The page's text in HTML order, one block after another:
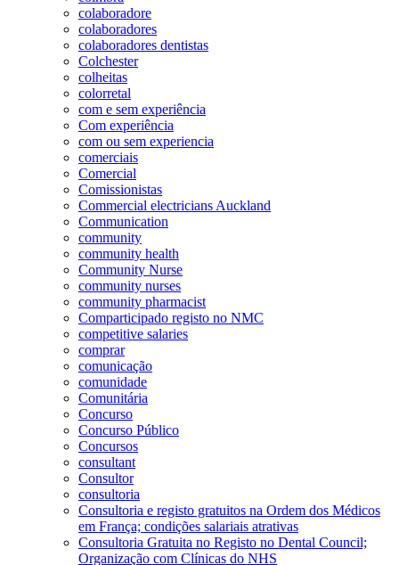
colaboradore
colaboradores
colaboradores dentistas
Colchester
colheitas
colorretal
com e sem experiência
Com experiência
com ou sem experiencia
comerciais
Comercial
Comissionistas
Commercial electricians Auckland
Communication
community
community health
Community Nurse
community nurses
community pharmacist
Comparticipado registo no NMC
competitive salaries
comprar
comunicação
comunidade
Comunitária
Concurso
Concurso Público
Concursos
consultant
Consultor
consultoria
Consultoria e registo gratuitos na Ordem dos Médicos
em França; condições salariais atrativas
Consultoria Gratuita no Registo no Dental Council;
Organização com Clínicas do NHS